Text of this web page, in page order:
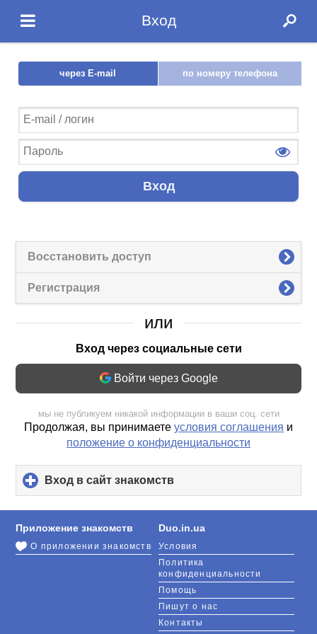
Вход
через E-mail по номеру телефона
Вход
Восстановить доступ
Регистрация
или
Вход через социальные сети
Войти через Google
мы не публикуем никакой информации в ваши соц. сети
Продолжая, вы принимаете условия соглашения и
положение о конфиденциальности
Вход в сайт знакомств
to
expand
contents
Duo.in.ua
Условия
Политика
конфиденциальности
Помощь
Пишут о нас
Контакты
Приложение знакомств
О приложении знакомств